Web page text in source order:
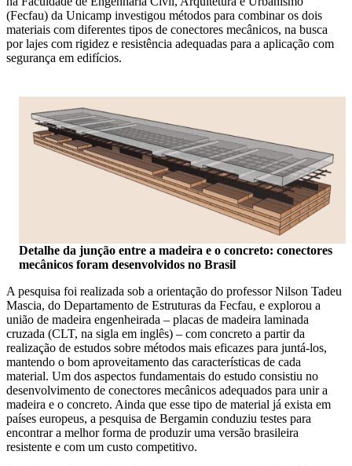
(Fecfau) da Unicamp investigou métodos para combinar os dois
materiais com diferentes tipos de conectores mecânicos, na busca
por lajes com rigidez e resistência adequadas para a aplicação com
segurança em edifícios.
Detalhe da junção entre a madeira e o concreto: conectores
mecânicos foram desenvolvidos no Brasil
A pesquisa foi realizada sob a orientação do professor Nilson Tadeu
Mascia, do Departamento de Estruturas da Fecfau, e explorou a
união de madeira engenheirada – placas de madeira laminada
cruzada (CLT, na sigla em inglês) – com concreto a partir da
realização de estudos sobre métodos mais eficazes para juntá-los,
mantendo o bom aproveitamento das características de cada
material. Um dos aspectos fundamentais do estudo consistiu no
desenvolvimento de conectores mecânicos adequados para unir a
madeira e o concreto. Ainda que esse tipo de material já exista em
países europeus, a pesquisa de Bergamin conduziu testes para
encontrar a melhor forma de produzir uma versão brasileira
resistente e com um custo competitivo.